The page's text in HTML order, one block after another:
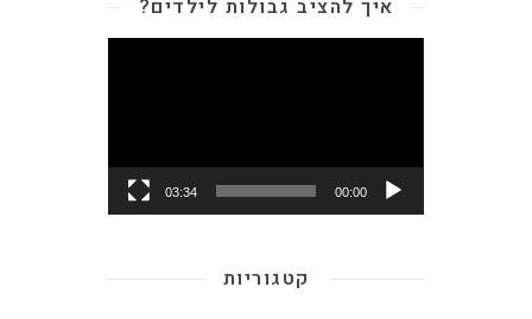
איך להציב גבולות לילדים?
נגן
00:00
03:34
קטגוריות